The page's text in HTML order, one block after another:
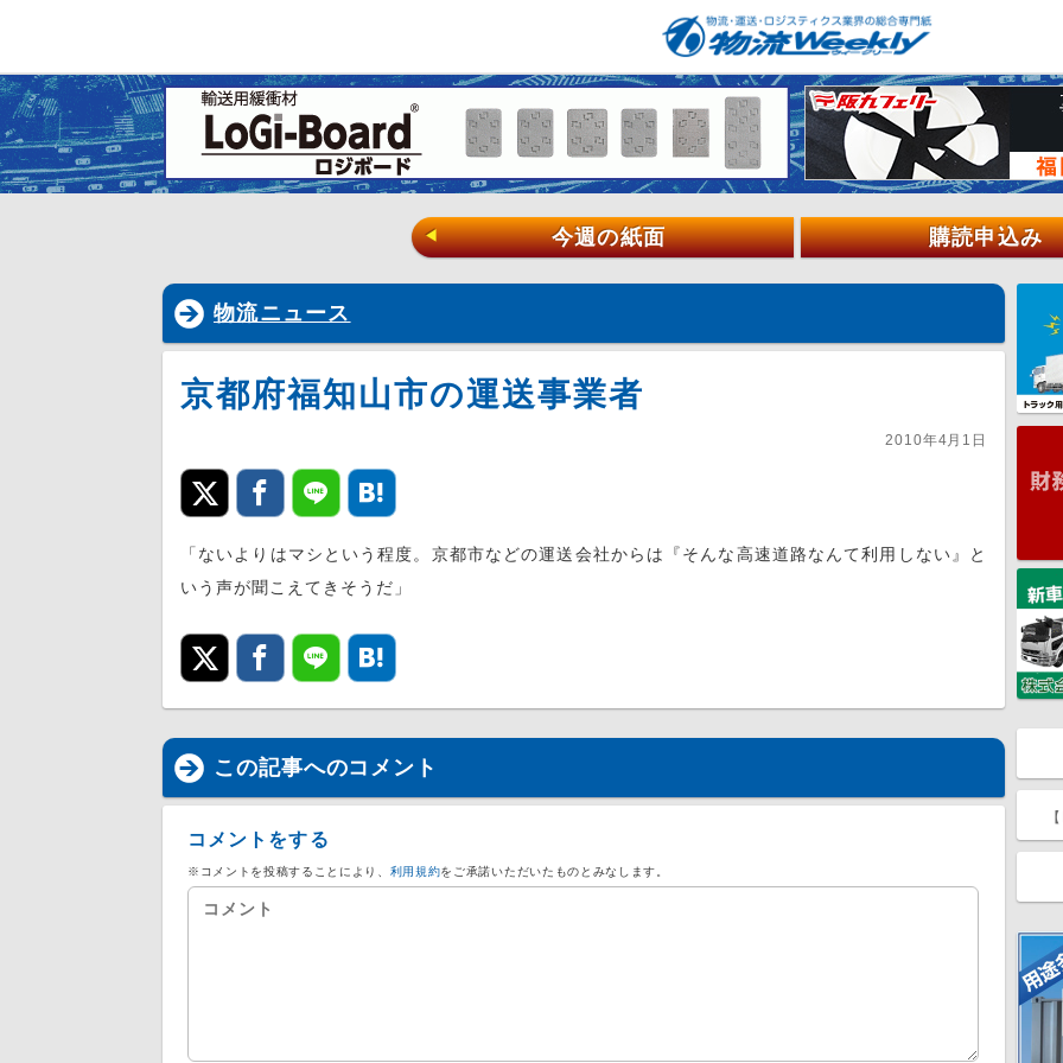
◀ 今週の紙面 購読申込み
物流ニュース
京都府福知山市の運送事業者
2010年4月1日
「ないよりはマシという程度。京都市などの運送会社からは『そんな高速道路なんて利用しない』と
いう声が聞こえてきそうだ」
この記事へのコメント
コメントをする
※コメントを投稿することにより、 利用規約をご承諾いただいたものとみなします。